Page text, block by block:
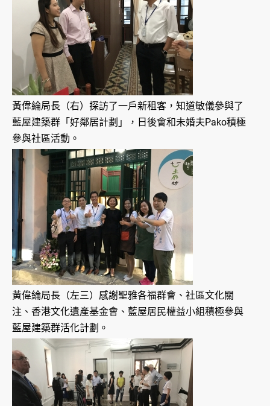
黃偉綸局長（右）探訪了一戶新租客，知道敏儀參與了
藍屋建築群「好鄰居計劃」，日後會和未婚夫Pako積極
參與社區活動。
黃偉綸局長（左三）感謝聖雅各福群會、社區文化關
注、香港文化遺產基金會、藍屋居民權益小組積極參與
藍屋建築群活化計劃。